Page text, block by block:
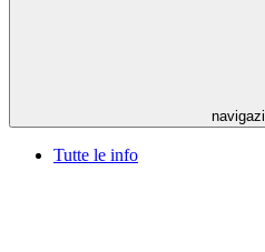
Tutte le info